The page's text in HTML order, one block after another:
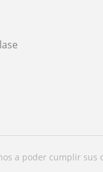
a poder cumplir sus